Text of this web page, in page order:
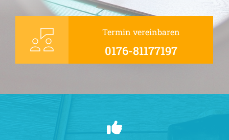
Termin vereinbaren
0176-81177197